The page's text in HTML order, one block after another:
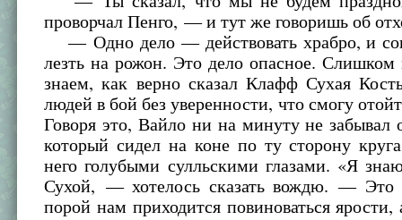
проворчал Пенго, — и тут же говоришь об
— Одно дело — действовать храбро, и
лезть на рожон. Это дело опасное.
знаем, как верно сказал Клафф Сухая
людей в бой без уверенности, что смогу
Говоря это, Вайло ни на минуту не забывал
который сидел на коне по ту сторону
него голубыми сулльскими глазами. «Я
Сухой, — хотелось сказать вождю. — Это
порой нам приходится повиноваться